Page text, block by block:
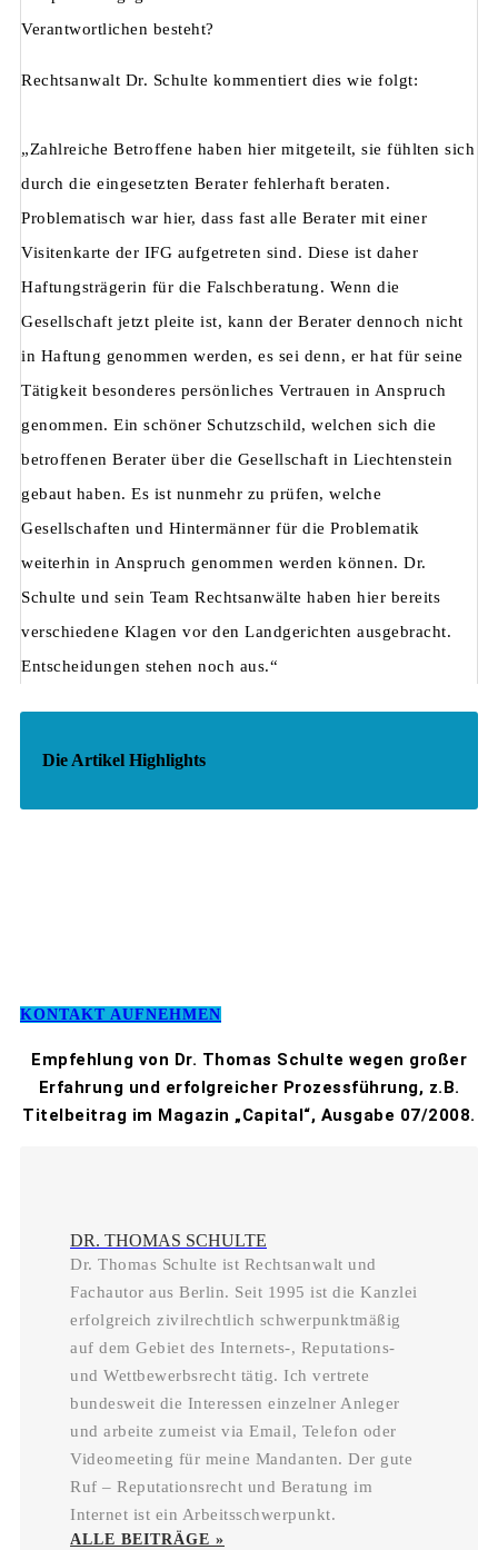
Verantwortlichen besteht?
Rechtsanwalt Dr. Schulte kommentiert dies wie folgt:
„Zahlreiche Betroffene haben hier mitgeteilt, sie fühlten sich
durch die eingesetzten Berater fehlerhaft beraten.
Problematisch war hier, dass fast alle Berater mit einer
Visitenkarte der IFG aufgetreten sind. Diese ist daher
Haftungsträgerin für die Falschberatung. Wenn die
Gesellschaft jetzt pleite ist, kann der Berater dennoch nicht
in Haftung genommen werden, es sei denn, er hat für seine
Tätigkeit besonderes persönliches Vertrauen in Anspruch
genommen. Ein schöner Schutzschild, welchen sich die
betroffenen Berater über die Gesellschaft in Liechtenstein
gebaut haben. Es ist nunmehr zu prüfen, welche
Gesellschaften und Hintermänner für die Problematik
weiterhin in Anspruch genommen werden können. Dr.
Schulte und sein Team Rechtsanwälte haben hier bereits
verschiedene Klagen vor den Landgerichten ausgebracht.
Entscheidungen stehen noch aus.“
Die Artikel Highlights
KONTAKT AUFNEHMEN
Empfehlung von Dr. Thomas Schulte wegen großer
Erfahrung und erfolgreicher Prozessführung, z.B.
Titelbeitrag im Magazin „Capital“, Ausgabe 07/2008.
DR. THOMAS SCHULTE
Dr. Thomas Schulte ist Rechtsanwalt und
Fachautor aus Berlin. Seit 1995 ist die Kanzlei
erfolgreich zivilrechtlich schwerpunktmäßig
auf dem Gebiet des Internets-, Reputations-
und Wettbewerbsrecht tätig. Ich vertrete
bundesweit die Interessen einzelner Anleger
und arbeite zumeist via Email, Telefon oder
Videomeeting für meine Mandanten. Der gute
Ruf – Reputationsrecht und Beratung im
Internet ist ein Arbeitsschwerpunkt.
ALLE BEITRÄGE »